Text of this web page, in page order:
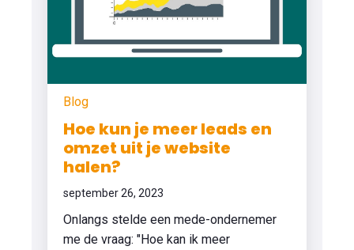
Blog
Hoe kun je meer leads en
omzet uit je website
halen?
september 26, 2023
Onlangs stelde een mede-ondernemer
me de vraag: "Hoe kan ik meer